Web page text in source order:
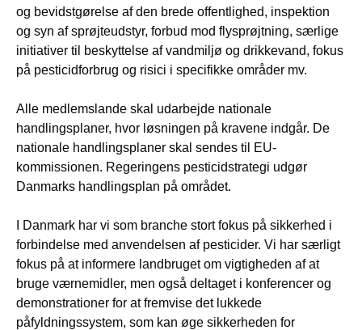
og bevidstgørelse af den brede offentlighed, inspektion
og syn af sprøjteudstyr, forbud mod flysprøjtning, særlige
initiativer til beskyttelse af vandmiljø og drikkevand, fokus
på pesticidforbrug og risici i specifikke områder mv.
Alle medlemslande skal udarbejde nationale
handlingsplaner, hvor løsningen på kravene indgår. De
nationale handlingsplaner skal sendes til EU-
kommissionen. Regeringens pesticidstrategi udgør
Danmarks handlingsplan på området.
I Danmark har vi som branche stort fokus på sikkerhed i
forbindelse med anvendelsen af pesticider. Vi har særligt
fokus på at informere landbruget om vigtigheden af at
bruge værnemidler, men også deltaget i konferencer og
demonstrationer for at fremvise det lukkede
påfyldningssystem, som kan øge sikkerheden for